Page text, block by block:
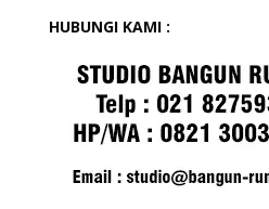
HUBUNGI KAMI :